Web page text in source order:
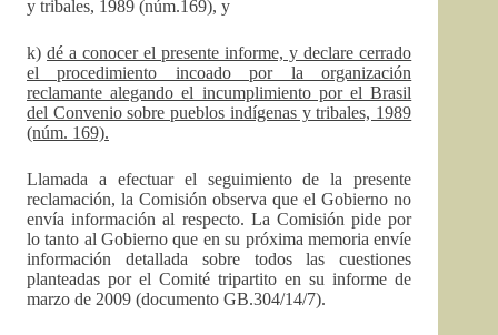
y tribales, 1989 (núm.169), y
k)dé a conocer el presente informe, y declare cerrado
el procedimiento incoado por la organización
reclamante alegando el incumplimiento por el Brasil
del Convenio sobre pueblos indígenas y tribales, 1989
(núm. 169).
Llamada a efectuar el seguimiento de la presente
reclamación, la Comisión observa que el Gobierno no
envía información al respecto. La Comisión pide por
lo tanto al Gobierno que en su próxima memoria envíe
información detallada sobre todos las cuestiones
planteadas por el Comité tripartito en su informe de
marzo de 2009 (documento GB.304/14/7).